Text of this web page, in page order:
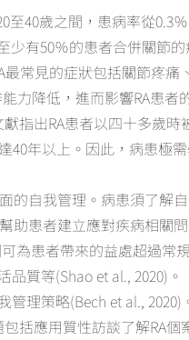
至40歲之間，患病率從0.3
少有50％的患者合併關節的
最常見的症狀包括關節疼痛
力降低，進而影響RA患者
指出RA患者以四十多歲時
40年以上。因此，病患極
的自我管理。病患須了解
助患者建立應對疾病相關
為患者帶來的益處超過常
質等(Shao et al., 2020)。
理策略(Bech et al., 2020)
括應用質性訪談了解RA個